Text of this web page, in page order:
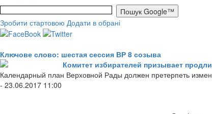
Зробити стартовою Додати в обрані
Ключове слово: шестая сессия ВР 8 созыва
Комитет избирателей призывает
Календарный план Верховной Рады должен претерпеть
- 23.06.2017 11:00